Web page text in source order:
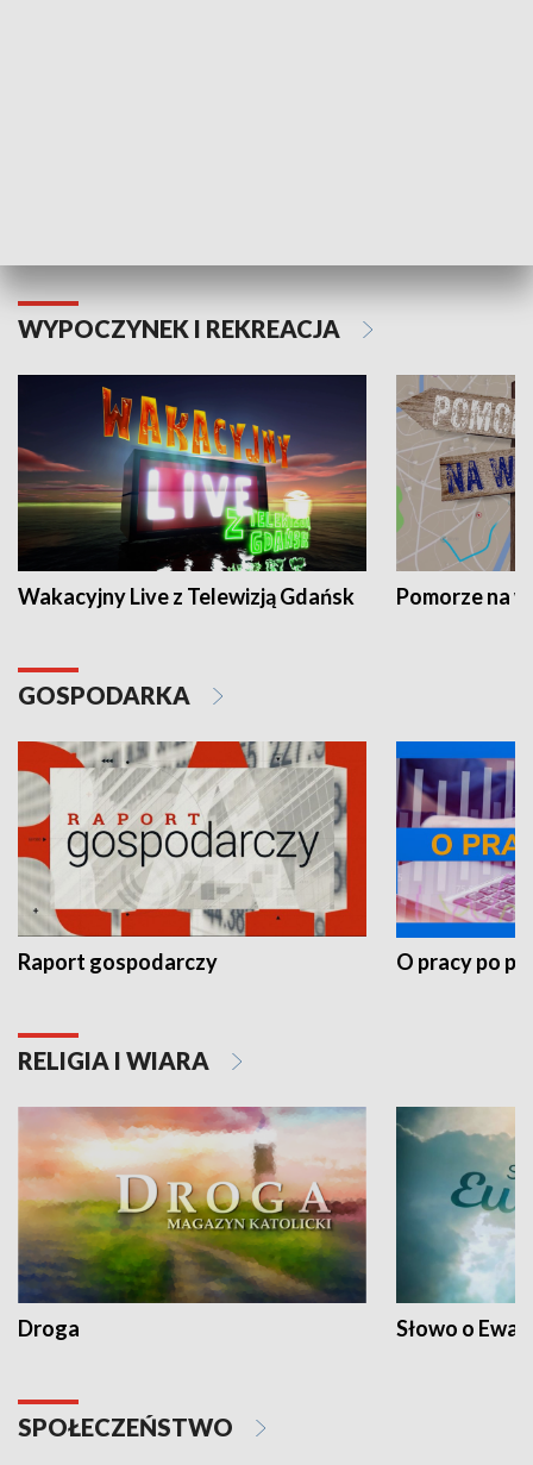
WYPOCZYNEK I REKREACJA
Wakacyjny Live z Telewizją Gdańsk Pomorze na
GOSPODARKA
Raport gospodarczy O pracy po
RELIGIA I WIARA
Droga Słowo o
SPOŁECZEŃSTWO